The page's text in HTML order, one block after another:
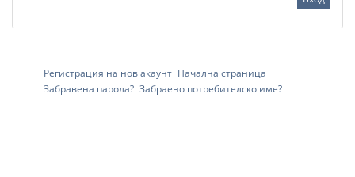
Регистрация на нов акаунт Начална страница
Забравена парола? Забраено потребителско име?